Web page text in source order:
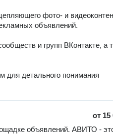
фото- и
объявлений.
и групп ВКонтакте, а
для детального понимания
от 15
объявлений. АВИТО -